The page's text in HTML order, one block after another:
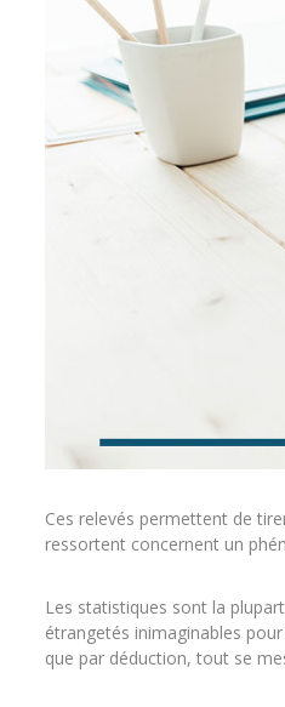
Ces relevés permettent de
ressortent concernent un
Les statistiques sont la
étrangetés inimaginables
que par déduction, tout se